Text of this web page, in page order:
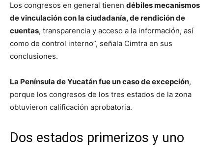
Los congresos en general tienen débiles mecanismos
de vinculación con la ciudadanía, de rendición de
cuentas, transparencia y acceso a la información, así
como de control interno”, señala Cimtra en sus
conclusiones.
La Península de Yucatán fue un caso de excepción,
porque los congresos de los tres estados de la zona
obtuvieron calificación aprobatoria.
Dos estados primerizos y uno